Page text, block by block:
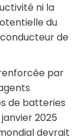
ni la
du
de
par
de batteries
2025
devrait